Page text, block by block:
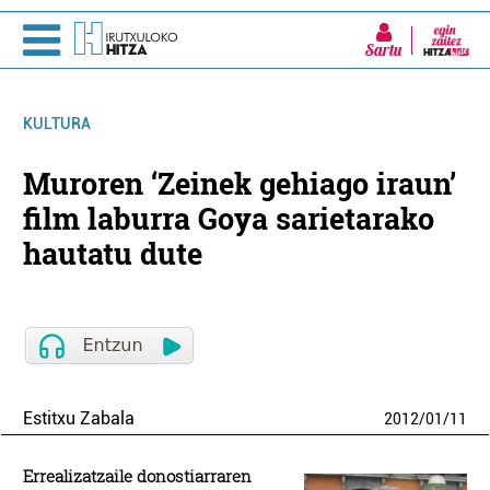
Sartu
KULTURA
Muroren ‘Zeinek gehiago iraun’
film laburra Goya sarietarako
hautatu dute
Estitxu Zabala 2012/01/11
Errealizatzaile donostiarraren